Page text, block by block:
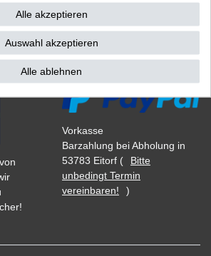
Bezahlarten
Vorkasse
Barzahlung bei Abholung in
53783 Eitorf (
Bitte
unbedingt Termin
vereinbaren!
)
Alle akzeptieren
Auswahl akzeptieren
Alle ablehnen